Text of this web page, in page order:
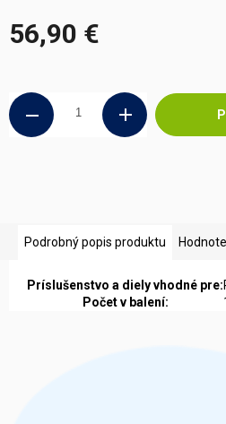
56,90 €
Podrobný popis produktu
Príslušenstvo a diely vhodné pre:
Počet v balení: